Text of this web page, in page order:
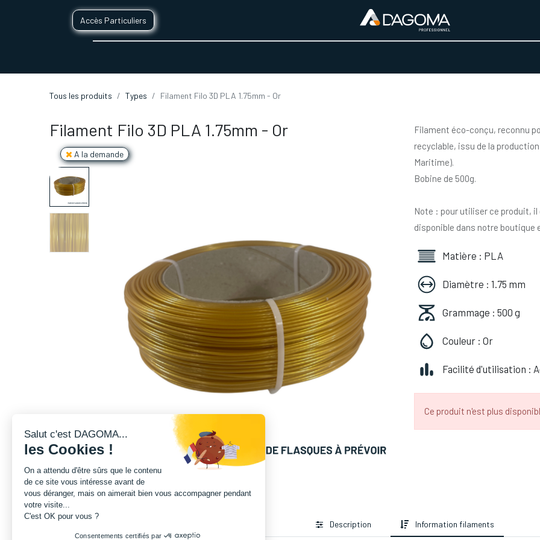
Accès Particuliers
Tous les produits Types Filament Filo 3D PLA 1.75mm - Or
Filament Filo 3D PLA 1.75mm - Or
A la demande
Filament éco-conçu, reconnu
recyclable, issu de la
Maritime).
Bobine de 500g.
Note : pour utiliser ce produit,
disponible dans notre boutique
Matière : PLA
Diamètre : 1.75 mm
Grammage : 500 g
Couleur : Or
Facilité d'utilisation :
Ce produit n'est plus
Description Information filaments
Salut c'est DAGOMA...
les Cookies !
On a attendu d'être sûrs que le contenu
de ce site vous intéresse avant de
vous déranger, mais on aimerait bien vous accompagner pendant
votre visite...
C'est OK pour vous ?
Consentements certifiés par